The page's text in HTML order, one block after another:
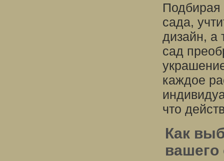
Подбирая
сада,
дизайн, а
сад
каждое
что
Как
вашего